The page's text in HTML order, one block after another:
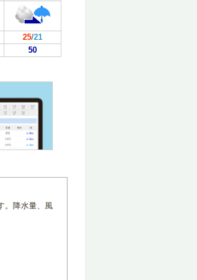
25/21
50
。降水量、風